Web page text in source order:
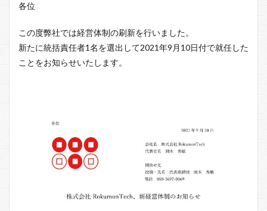
各位
この度弊社では経営体制の刷新を行いました。
新たに統括責任者1名を選出して2021年9月10日付で就任した
ことをお知らせいたします。